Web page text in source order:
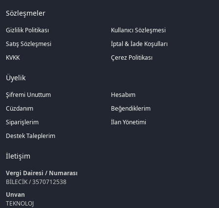
Sözleşmeler
Gizlilik Politikası
Kullanıcı Sözleşmesi
Satış Sözleşmesi
İptal & İade Koşulları
KVKK
Çerez Politikası
Üyelik
Şifremi Unuttum
Hesabım
Cüzdanım
Beğendiklerim
Siparişlerim
İlan Yönetimi
Destek Taleplerim
İletişim
Vergi Dairesi / Numarası
BİLECİK / 3570712538
Unvan
TEKNOLOJ